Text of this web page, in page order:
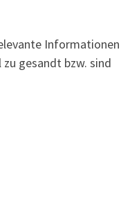
Informationen
gesandt bzw. sind